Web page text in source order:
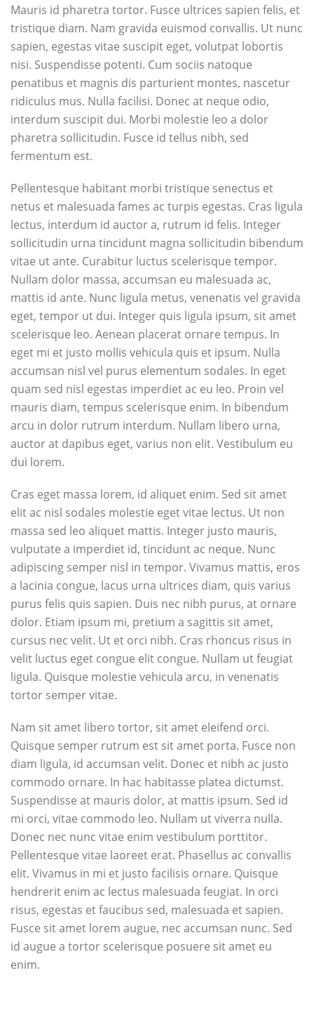
Mauris id pharetra tortor. Fusce ultrices sapien felis, et
tristique diam. Nam gravida euismod convallis. Ut nunc
sapien, egestas vitae suscipit eget, volutpat lobortis
nisi. Suspendisse potenti. Cum sociis natoque
penatibus et magnis dis parturient montes, nascetur
ridiculus mus. Nulla facilisi. Donec at neque odio,
interdum suscipit dui. Morbi molestie leo a dolor
pharetra sollicitudin. Fusce id tellus nibh, sed
fermentum est.
Pellentesque habitant morbi tristique senectus et
netus et malesuada fames ac turpis egestas. Cras ligula
lectus, interdum id auctor a, rutrum id felis. Integer
sollicitudin urna tincidunt magna sollicitudin bibendum
vitae ut ante. Curabitur luctus scelerisque tempor.
Nullam dolor massa, accumsan eu malesuada ac,
mattis id ante. Nunc ligula metus, venenatis vel gravida
eget, tempor ut dui. Integer quis ligula ipsum, sit amet
scelerisque leo. Aenean placerat ornare tempus. In
eget mi et justo mollis vehicula quis et ipsum. Nulla
accumsan nisl vel purus elementum sodales. In eget
quam sed nisl egestas imperdiet ac eu leo. Proin vel
mauris diam, tempus scelerisque enim. In bibendum
arcu in dolor rutrum interdum. Nullam libero urna,
auctor at dapibus eget, varius non elit. Vestibulum eu
dui lorem.
Cras eget massa lorem, id aliquet enim. Sed sit amet
elit ac nisl sodales molestie eget vitae lectus. Ut non
massa sed leo aliquet mattis. Integer justo mauris,
vulputate a imperdiet id, tincidunt ac neque. Nunc
adipiscing semper nisl in tempor. Vivamus mattis, eros
a lacinia congue, lacus urna ultrices diam, quis varius
purus felis quis sapien. Duis nec nibh purus, at ornare
dolor. Etiam ipsum mi, pretium a sagittis sit amet,
cursus nec velit. Ut et orci nibh. Cras rhoncus risus in
velit luctus eget congue elit congue. Nullam ut feugiat
ligula. Quisque molestie vehicula arcu, in venenatis
tortor semper vitae.
Nam sit amet libero tortor, sit amet eleifend orci.
Quisque semper rutrum est sit amet porta. Fusce non
diam ligula, id accumsan velit. Donec et nibh ac justo
commodo ornare. In hac habitasse platea dictumst.
Suspendisse at mauris dolor, at mattis ipsum. Sed id
mi orci, vitae commodo leo. Nullam ut viverra nulla.
Donec nec nunc vitae enim vestibulum porttitor.
Pellentesque vitae laoreet erat. Phasellus ac convallis
elit. Vivamus in mi et justo facilisis ornare. Quisque
hendrerit enim ac lectus malesuada feugiat. In orci
risus, egestas et faucibus sed, malesuada et sapien.
Fusce sit amet lorem augue, nec accumsan nunc. Sed
id augue a tortor scelerisque posuere sit amet eu
enim.